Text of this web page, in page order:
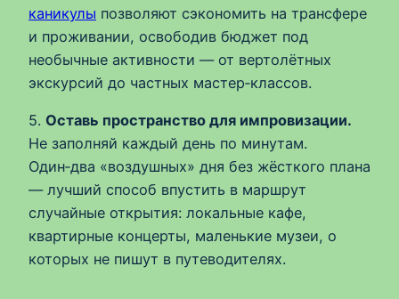
каникулы позволяют сэкономить на трансфере
и проживании, освободив бюджет под
необычные активности — от вертолётных
экскурсий до частных мастер‑классов.
5. Оставь пространство для импровизации.
Не заполняй каждый день по минутам.
Один‑два «воздушных» дня без жёсткого плана
— лучший способ впустить в маршрут
случайные открытия: локальные кафе,
квартирные концерты, маленькие музеи, о
которых не пишут в путеводителях.